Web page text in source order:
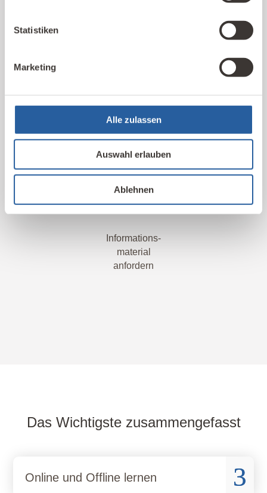
Statistiken
Marketing
Alle zulassen
Auswahl erlauben
Ablehnen
Informationsmaterial
Online-Lernplattform und optionale Druckausgabe.
Informations-
material
anfordern
Das Wichtigste zusammengefasst
Online und Offline lernen 3